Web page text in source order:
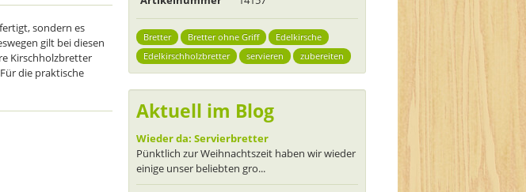
sondern es
gilt bei diesen
Kirschholzbretter
die praktische
Bretter Bretter ohne Griff
Edelkirsche
Edelkirschholzbretter
servieren zubereiten
Aktuell im Blog
Wieder da: Servierbretter
Pünktlich zur Weihnachtszeit haben wir wieder
einige unser beliebten gro...